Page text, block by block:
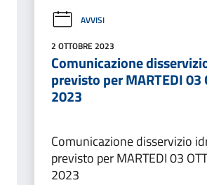
AVVISI
2 OTTOBRE 2023
Comunicazione
previsto per MARTEDI 03
2023
Comunicazione disservizio
previsto per MARTEDI 03
2023